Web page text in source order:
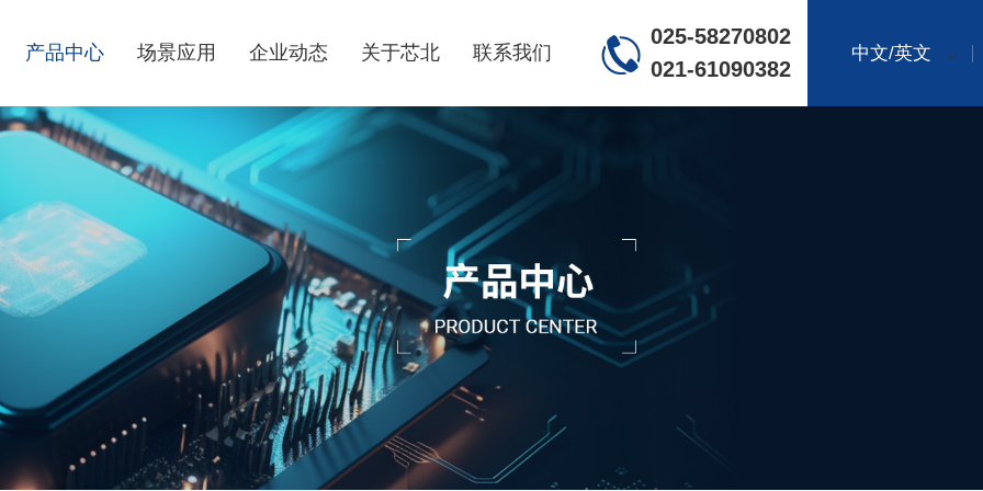
中文/英文
025-58270802
021-61090382
产品中心 场景应用 企业动态 关于芯北 联系我们